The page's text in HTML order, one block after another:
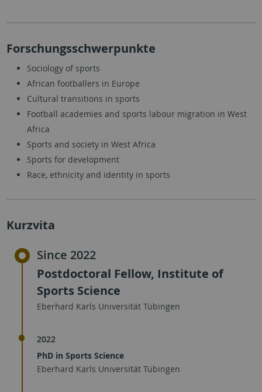
Forschungsschwerpunkte
Sociology of sports
African footballers in Europe
Cultural transitions in sports
Football academies and sports labour migration in West
Africa
Sports and society in West Africa
Sports for development
Race, ethnicity and identity in sports
Kurzvita
Since 2022
Postdoctoral Fellow, Institute of
Sports Science
Eberhard Karls Universität Tübingen
2022
PhD in Sports Science
Eberhard Karls Universität Tübingen